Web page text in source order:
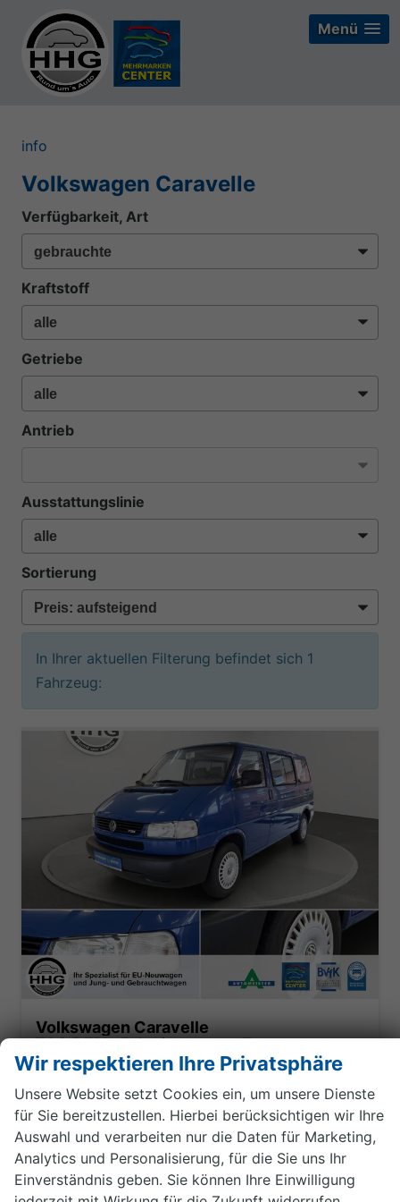
Menü
Menü
Menü
info
Volkswagen Caravelle
Verfügbarkeit, Art
Kraftstoff
Getriebe
Antrieb
Ausstattungslinie
Sortierung
In Ihrer aktuellen Filterung befindet sich 1
Fahrzeug:
Volkswagen Caravelle
T4 2,5 TDI +Zahnriemen neu+Tempomat
sofort lieferbar Gebrauchtwagen
Fahrzeugnr. 1870 Getriebe Schaltgetriebe
KraftstoffDiesel Außenfarbe Surfblue
Leistung 75 kW (102 PS) Kilometerstand214.462 km
02.02.2000
Wir respektieren Ihre Privatsphäre
Unsere Website setzt Cookies ein, um unsere Dienste
für Sie bereitzustellen. Hierbei berücksichtigen wir Ihre
Auswahl und verarbeiten nur die Daten für Marketing,
Analytics und Personalisierung, für die Sie uns Ihr
Einverständnis geben. Sie können Ihre Einwilligung